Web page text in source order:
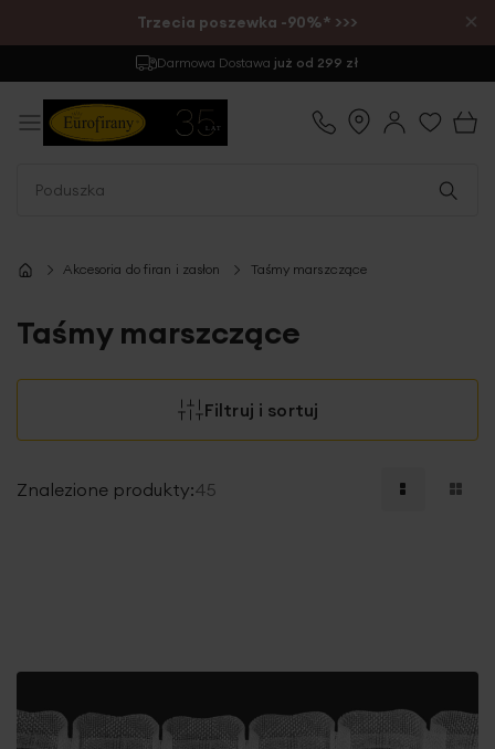
Trzecia poszewka -90%* >>> ×
Zwrotdo 30 dni
Akcesoria do firan i zasłon Taśmy marszczące
Taśmy marszczące
Filtruj i sortuj
Znalezione produkty:45